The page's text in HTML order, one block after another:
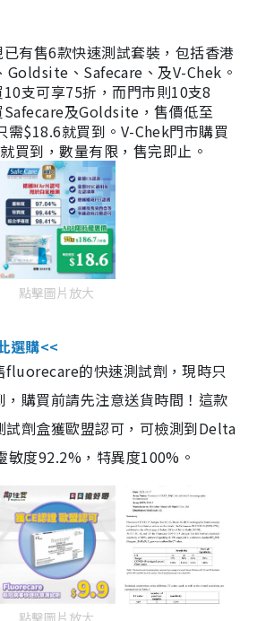
有售6款快速測試套裝，包括香港
Goldsite、Safecare、及V-Chek。
支可享75折，而門市則10支8
及Goldsite，售價低至
需$18.6就買到。V-Chek門市購買
買到，數量有限，售完即止。
點擊圖片放大
選購<<
fluorecare的快速測試劑，現時只
購買前請先注意送貨時間！這款
試劑盒獲歐盟認可，可檢測到Delta
度92.2%，特異度100%。
點擊圖片放大